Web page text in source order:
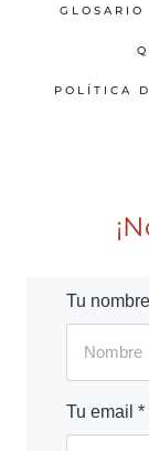
POLÍTICA
Tu
Tu email *